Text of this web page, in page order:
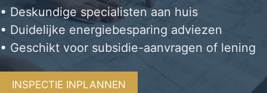
• Deskundige specialisten aan huis
• Duidelijke energiebesparing adviezen
• Geschikt voor subsidie-aanvragen of lening
INSPECTIE INPLANNEN